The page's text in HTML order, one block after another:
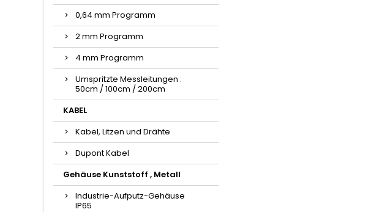
0,64 mm Programm
2 mm Programm
4 mm Programm
Umspritzte Messleitungen :
50cm / 100cm / 200cm
KABEL
Kabel, Litzen und Drähte
Dupont Kabel
Gehäuse Kunststoff , Metall
Industrie-Aufputz-Gehäuse
IP65